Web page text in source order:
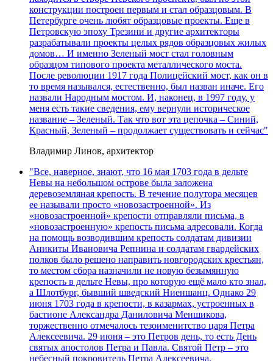
конструкции построен первым и стал образцовым. В
Петербурге очень любят образцовые проекты. Еще в
Петровскую эпоху Трезини и другие архитекторы
разрабатывали проекты целых рядов образцовых жилых
домов… И именно Зеленый мост стал головным
образцом типового проекта металлического моста.
После революции 1917 года Полицейский мост, как он в
то время назывался, естественно, был назван иначе. Его
назвали Народным мостом. И, наконец, в 1997 году, у
меня есть такие сведения, ему вернули историческое
название – Зеленый. Так что вот эта цепочка – Синий,
Красный, Зеленый – продолжает существовать и сейчас"
Владимир Линов, архитектор
"Все, наверное, знают, что 16 мая 1703 года в дельте
Невы на небольшом острове была заложена
деревоземляная крепость. В течение полутора месяцев
ее называли просто «новозастроенной». Из
«новозастроенной» крепости отправляли письма, в
«новозастроенную» крепость письма адресовали. Когда
на помощь возводившим крепость солдатам дивизии
Аникиты Ивановича Репнина и солдатам гвардейских
полков было решено направить новгородских крестьян,
то местом сбора назначили не новую безымянную
крепость в дельте Невы, про которую ещё мало кто знал,
а Шлотбург, бывший шведский Ниеншанц. Однако 29
июня 1703 года в крепости, в казармах, устроенных в
бастионе Александра Даниловича Меншикова,
торжественно отмечалось тезоименитство царя Петра
Алексеевича. 29 июня – это Петров день, то есть День
святых апостолов Петра и Павла. Святой Петр – это
небесный покровитель Петра Алексеевича.